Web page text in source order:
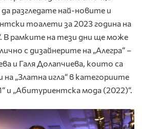
разгледате най-новите и
тоалети за 2023 година на
В рамките на тези дни ще може
с дизайнерите на „Алегра“ –
и Галя Долапчиева, които са
„Златна игла“ в категориите
и „Абитуриентска мода (2022)“.